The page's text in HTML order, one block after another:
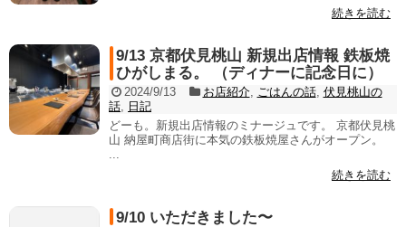
続きを読む
9/13 京都伏見桃山 新規出店情報 鉄板焼
ひがしまる。 （ディナーに記念日に）
2024/9/13 お店紹介, ごはんの話, 伏見桃山の
話
日記
どーも。新規出店情報のミナージュです。 京都伏見桃
山 納屋町商店街に本気の鉄板焼屋さんがオープン。
続きを読む
9/10 いただきました〜